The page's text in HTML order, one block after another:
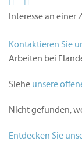
Interesse an einer
Kontaktieren Sie
Arbeiten bei
Siehe unsere
Nicht gefunden,
Entdecken Sie